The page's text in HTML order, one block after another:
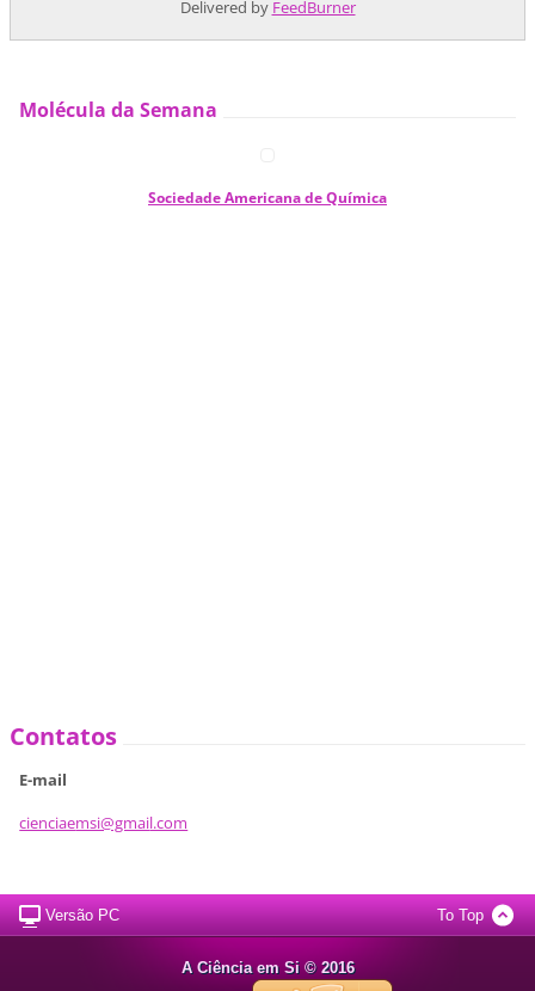
Delivered by FeedBurner
Molécula da Semana
Sociedade Americana de Química
Contatos
E-mail
cienciaemsi@gmail.com
Versão PC To Top
A Ciência em Si © 2016